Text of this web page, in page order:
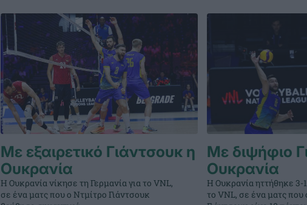
Με εξαιρετικό Γιάντσουκ η
Ουκρανία
Η Ουκρανία νίκησε τη Γερμανία για το VNL,
σε ένα ματς που ο Ντμίτρο Γιάντσουκ
Με διψήφιο
Ουκρανία
Η Ουκρανία ηττήθηκε 3-
το VNL, σε ένα ματς που